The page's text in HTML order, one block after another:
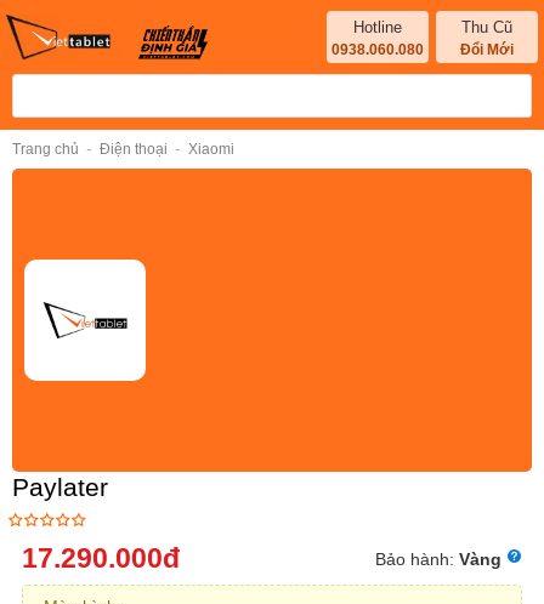
Hotline
0938.060.080
Thu Cũ
Đổi Mới
Trang chủ - Điện thoại - Xiaomi
Paylater
17.290.000đ Bảo hành: Vàng